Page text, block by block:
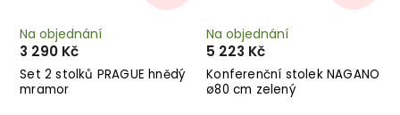
Set 2 stolků PRAGUE hnědý
mramor
Na objednání
3 290 Kč
Konferenční stolek NAGANO
ø80 cm zelený
Na objednání
5 223 Kč